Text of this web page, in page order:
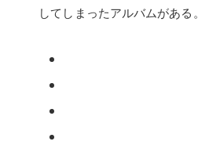
してしまったアルバムがある。